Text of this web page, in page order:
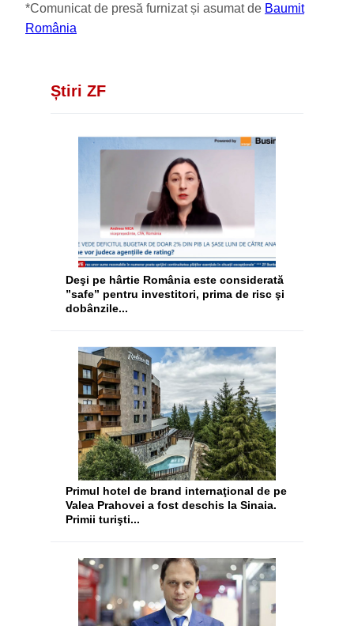
*Comunicat de presă furnizat și asumat de Baumit
România
Știri ZF
Deşi pe hârtie România este considerată
”safe” pentru investitori, prima de risc şi
dobânzile...
​Primul hotel de brand internaţional de pe
Valea Prahovei a fost deschis la Sinaia.
Primii turişti...